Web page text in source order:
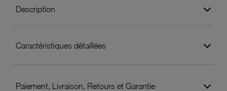
Description
Caractéristiques détaillées
Paiement, Livraison, Retours et Garantie